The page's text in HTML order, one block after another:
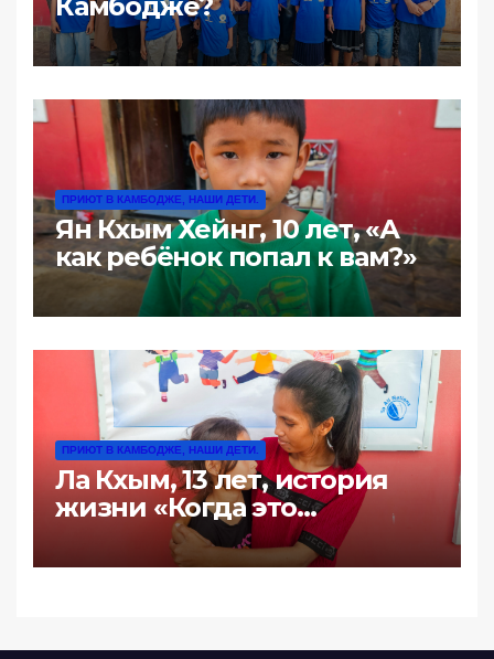
ПРИЮТ В КАМБОДЖЕ, НАШИ ДЕТИ.
Ян Кхым Хейнг, 10 лет, «А
как ребёнок попал к вам?»
ПРИЮТ В КАМБОДЖЕ, НАШИ ДЕТИ.
Ла Кхым, 13 лет, история
жизни «Когда это
произошло последний
раз?»